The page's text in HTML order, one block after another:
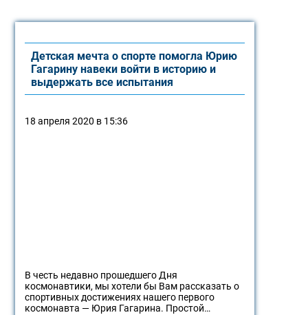
Детская мечта о спорте помогла Юрию
Гагарину навеки войти в историю и
выдержать все испытания
18 апреля 2020 в 15:36
В честь недавно прошедшего Дня
космонавтики, мы хотели бы Вам рассказать о
спортивных достижениях нашего первого
космонавта — Юрия Гагарина. Простой…